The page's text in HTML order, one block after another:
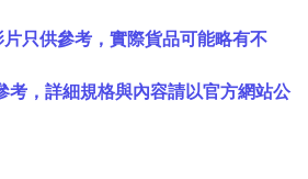
只供參考，實際貨品可能略有不
考，詳細規格與內容請以官方網站公